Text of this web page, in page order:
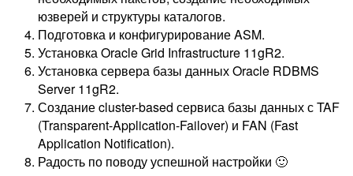
юзверей и структуры каталогов.
Подготовка и конфигурирование ASM.
Установка Oracle Grid Infrastructure 11gR2.
Установка сервера базы данных Oracle RDBMS
Server 11gR2.
Создание cluster-based сервиса базы данных с TAF
(Transparent-Application-Failover) и FAN (Fast
Application Notification).
Радость по поводу успешной настройки 🙂